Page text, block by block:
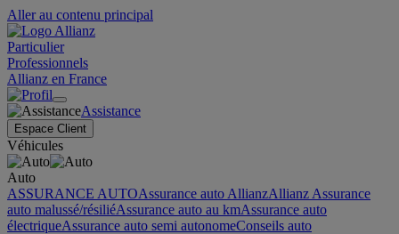
Aller au contenu principal
Particulier
Professionnels
Allianz en France
Assistance
Espace Client
Véhicules
Auto
ASSURANCE AUTOAssurance auto AllianzAllianz Assurance
auto malussé/résiliéAssurance auto au kmAssurance auto
électriqueAssurance auto semi autonomeConseils auto